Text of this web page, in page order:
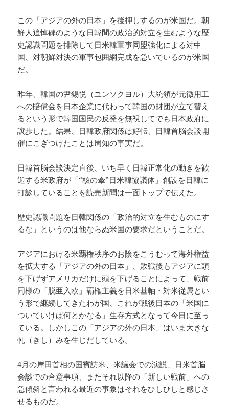
この「アジアの外の日本」を後押しするのが米国だ。朝
鮮人追悼碑のような日韓間の政治的対立を生むような歴
史認識問題を排除して日米韓軍事同盟強化による対中
国、対朝鮮対決の軍事包囲網完成を急いでいるのが米国
だ。
昨年、韓国の尹錫悦（ユンソクヨル）大統領が元徴用工
への賠償金を日本企業に代わって韓国の財団が立て替え
るという形で韓国国民の反発を無視してでも日本政府に
譲歩した。結果、日韓政府関係は好転、日韓首脳会談開
催にこぎつけたことは周知の事実だ。
日韓首脳会談決定直後、いち早く日韓正常化の動きを歓
迎する米政府が「“核の傘”日米韓協議体」創設を日韓に
打診していることを読売新聞は一面トップで伝えた。
歴史認識問題を日韓関係の「政治的対立を生むものにす
るな」というのは他ならぬ米国の要求だということだ。
アジアにおける米覇権秩序のお陰をこうむって海外権益
を拡大する「アジアの外の日本」、敗戦後もアジアに頭
を下げずアメリカだけに頭を下げることによって、戦前
同様の「脱亜入欧」覇権主義を日米基軸・対米従属とい
う形で継続してきたわが国、これが戦後日本の「米国に
ついていけば何とかなる」生存方式となって今日に至っ
ている。しかしこの「アジアの外の日本」はいま大きな
軋（きし）みを生じだしている。
4月の岸田首相の国賓訪米、米議会での演説、日米首脳
会談での合意事項、またそれ以降の「新しい戦前」への
急傾斜と言われる最近の事象はそれをひしひしと感じさ
せるものだ。